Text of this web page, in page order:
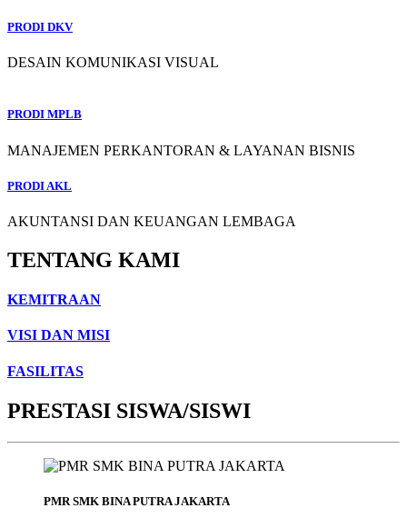
PRODI DKV
DESAIN KOMUNIKASI VISUAL
PRODI MPLB
MANAJEMEN PERKANTORAN & LAYANAN BISNIS
PRODI AKL
AKUNTANSI DAN KEUANGAN LEMBAGA
TENTANG KAMI
KEMITRAAN
VISI DAN MISI
FASILITAS
PRESTASI SISWA/SISWI
PMR SMK BINA PUTRA JAKARTA